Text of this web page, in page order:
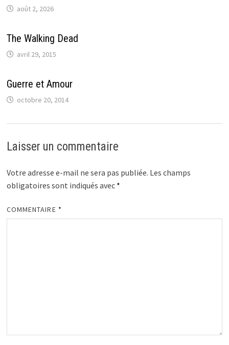
août 2, 2026
The Walking Dead
avril 29, 2015
Guerre et Amour
octobre 20, 2014
Laisser un commentaire
Votre adresse e-mail ne sera pas publiée. Les champs
obligatoires sont indiqués avec *
COMMENTAIRE *